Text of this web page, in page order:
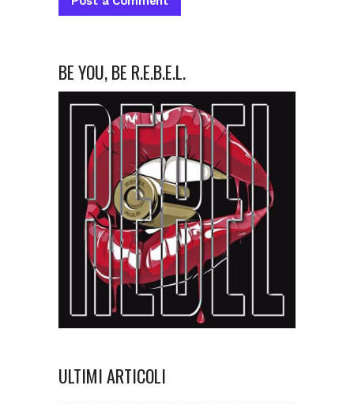
BE YOU, BE R.E.B.E.L.
ULTIMI ARTICOLI